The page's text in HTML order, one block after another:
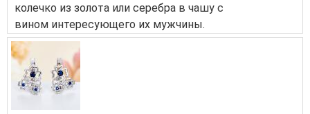
колечко из золота или серебра в чашу с
вином интересующего их мужчины.